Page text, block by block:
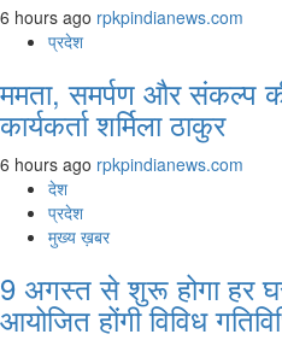
6 hours ago rpkpindianews.com
प्रदेश
ममता, समर्पण और संकल्प
कार्यकर्ता शर्मिला ठाकुर
6 hours ago rpkpindianews.com
देश
प्रदेश
मुख्य ख़बर
9 अगस्‍त से शुरू होगा हर
आयोजित होंगी विविध